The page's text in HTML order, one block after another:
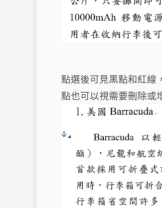
點選後可見黑點和紅線
點也可以視需要刪除或